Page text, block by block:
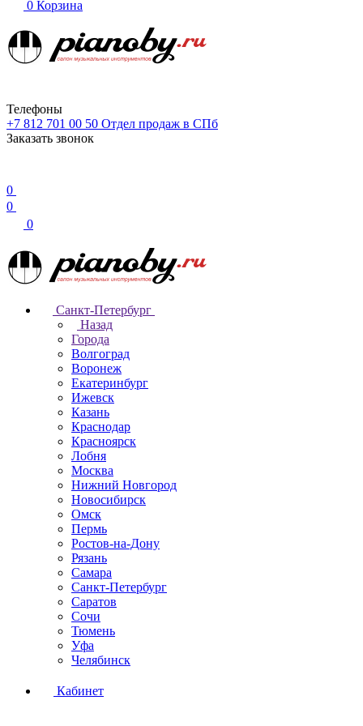
0 Корзина
Телефоны
+7 812 701 00 50 Отдел продаж в СПб
Заказать звонок
0
0
0
Санкт-Петербург
Назад
Города
Волгоград
Воронеж
Екатеринбург
Ижевск
Казань
Краснодар
Красноярск
Лобня
Москва
Нижний Новгород
Новосибирск
Омск
Пермь
Ростов-на-Дону
Рязань
Самара
Санкт-Петербург
Саратов
Сочи
Тюмень
Уфа
Челябинск
Кабинет